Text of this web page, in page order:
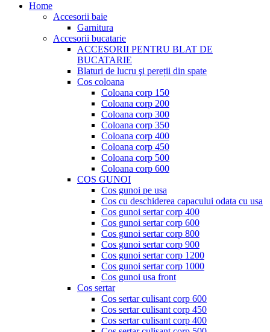
Home
Accesorii baie
Garnitura
Accesorii bucatarie
ACCESORII PENTRU BLAT DE
BUCATARIE
Blaturi de lucru şi pereții din spate
Cos coloana
Coloana corp 150
Coloana corp 200
Coloana corp 300
Coloana corp 350
Coloana corp 400
Coloana corp 450
Coloana corp 500
Coloana corp 600
COS GUNOI
Cos gunoi pe usa
Cos cu deschiderea capacului odata cu usa
Cos gunoi sertar corp 400
Cos gunoi sertar corp 600
Cos gunoi sertar corp 800
Cos gunoi sertar corp 900
Cos gunoi sertar corp 1200
Cos gunoi sertar corp 1000
Cos gunoi usa front
Cos sertar
Cos sertar culisant corp 600
Cos sertar culisant corp 450
Cos sertar culisant corp 400